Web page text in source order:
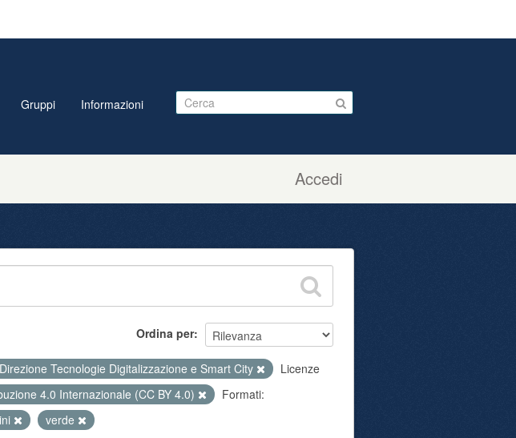
Accedi
Gruppi Informazioni
Ordina per
Tecnologie Digitalizzazione e Smart City
Licenze
4.0 Internazionale (CC BY 4.0)
Formati:
verde